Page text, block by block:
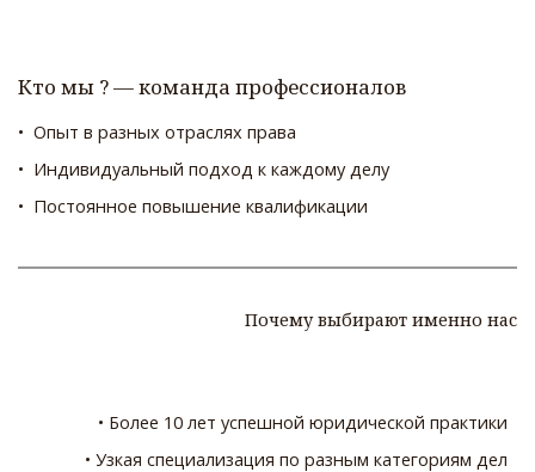
Кто мы ? — команда профессионалов
•  Опыт в разных отраслях права
•  Индивидуальный подход к каждому делу
•  Постоянное повышение квалификации
Почему выбирают именно нас
• Более 10 лет успешной юридической практики
• Узкая специализация по разным категориям дел